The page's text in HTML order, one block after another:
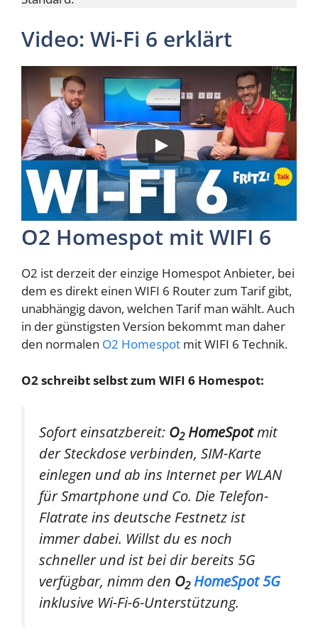
Video: Wi-Fi 6 erklärt
O2 Homespot mit WIFI 6
O2 ist derzeit der einzige Homespot Anbieter, bei
dem es direkt einen WIFI 6 Router zum Tarif gibt,
unabhängig davon, welchen Tarif man wählt. Auch
in der günstigsten Version bekommt man daher
den normalen O2 Homespot mit WIFI 6 Technik.
O2 schreibt selbst zum WIFI 6 Homespot:
Sofort einsatzbereit: O2HomeSpotmit
der Steckdose verbinden, SIM-Karte
einlegen und ab ins Internet per WLAN
für Smartphone und Co. Die Telefon-
Flatrate ins deutsche Festnetz ist
immer dabei. Willst du es noch
schneller und ist bei dir bereits 5G
verfügbar, nimm den O2 HomeSpot 5G
inklusive Wi-Fi-6-Unterstützung.